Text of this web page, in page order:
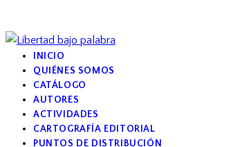
INICIO
QUIÉNES SOMOS
CATÁLOGO
AUTORES
ACTIVIDADES
CARTOGRAFÍA EDITORIAL
PUNTOS DE DISTRIBUCIÓN